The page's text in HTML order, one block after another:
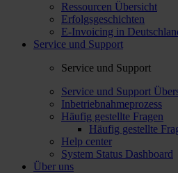
Ressourcen Übersicht
Erfolgsgeschichten
E-Invoicing in
Service und Support
Service und Support
Service und Support
Inbetriebnahmeprozess
Häufig gestellte Fragen
Häufig gestellte
Help center
System Status Dashboard
Über uns